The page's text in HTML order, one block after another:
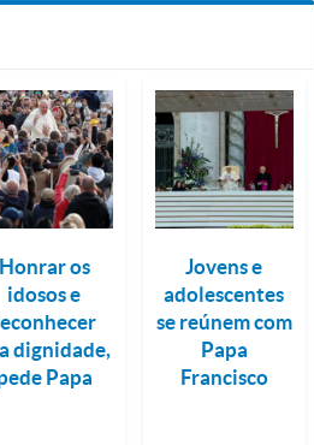
Honrar os
idosos e
dignidade,
Papa
Jovens e
adolescentes
se reúnem com
Papa
Francisco